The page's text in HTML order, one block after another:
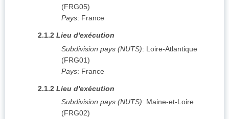
(FRG05)
Pays: France
2.1.2 Lieu d'exécution
Subdivision pays (NUTS): Loire-Atlantique
(FRG01)
Pays: France
2.1.2 Lieu d'exécution
Subdivision pays (NUTS): Maine-et-Loire
(FRG02)